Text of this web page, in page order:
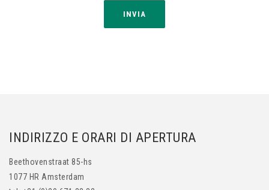
INDIRIZZO E ORARI DI APERTURA
Beethovenstraat 85-hs
1077 HR Amsterdam